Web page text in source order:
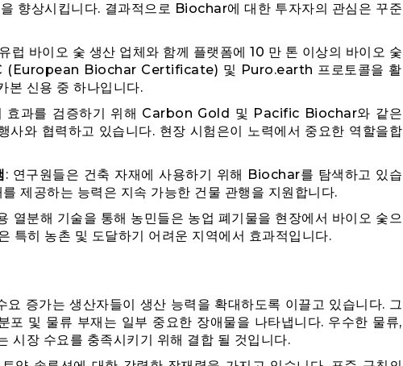
향상시킵니다. 결과적으로 Biochar에 대한 투자자의 관심은 꾸준
바이오 숯 생산 업체와 함께 플랫폼에 10 만 톤 이상의 바이오 숯
(European Biochar Certificate) 및 Puro.earth 프로토콜을 활
본 신용 중 하나입니다.
효과를 검증하기 위해 Carbon Gold 및 Pacific Biochar와 같은
사와 협력하고 있습니다. 현장 시험은이 노력에서 중요한 역할을합
: 연구원들은 건축 자재에 사용하기 위해 Biochar를 탐색하고 있습
제공하는 능력은 지속 가능한 건물 관행을 지원합니다.
열분해 기술을 통해 농민들은 농업 폐기물을 현장에서 바이오 숯으
특히 농촌 및 도달하기 어려운 지역에서 효과적입니다.
증가는 생산자들이 생산 능력을 확대하도록 이끌고 있습니다. 그
포 및 물류 부재는 일부 중요한 장애물을 나타냅니다. 우수한 물류,
시장 수요를 충족시키기 위해 결합 될 것입니다.